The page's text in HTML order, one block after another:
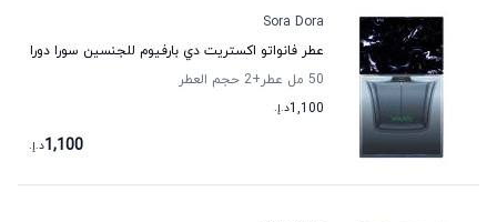
Sora Dora
عطر فانواتو اكستريت دي بارفيوم للجنسين سورا دورا
50 مل عطر
+2
حجم العطر
1,100د.إ.
1,100د.إ.